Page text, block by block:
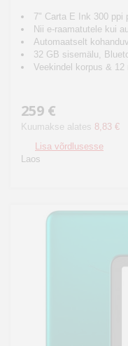
7" Carta E Ink 300 ppi
Nii e-raamatutele kui
Automaatselt
32 GB sisemälu,
Veekindel korpus &
259 €
Kuumakse alates 8,83 €
Lisa võrdlusesse
Laos